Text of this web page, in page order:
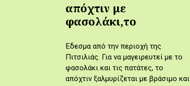
απόχτιν με
φασολάκι,το
Έδεσμα από την περιοχή της
Πιτσιλιάς. Για να μαγειρευτεί με το
φασολάκι και τις πατάτες, το
απόχτιν ξαλμυρίζεται με βράσιμο και